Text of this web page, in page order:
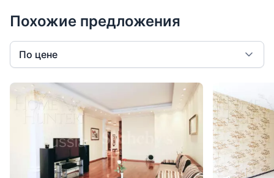
Похожие предложения
По цене